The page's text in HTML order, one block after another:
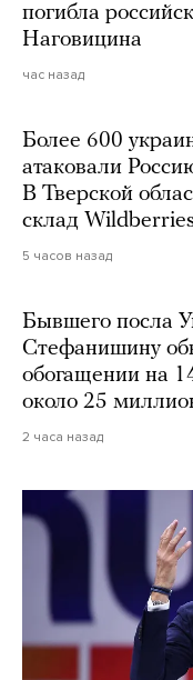
погибла
Наговицина
час назад
Более 600
атаковали
В Тверской
склад
5 часов назад
Бывшего посла
Стефанишину
обогащении на
около 25
2 часа назад